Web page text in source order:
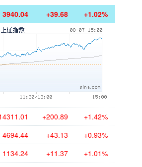
3940.04 +39.68 +1.02%
+200.89 +1.42%
4694.44 +43.13 +0.93%
1134.24 +11.37 +1.01%